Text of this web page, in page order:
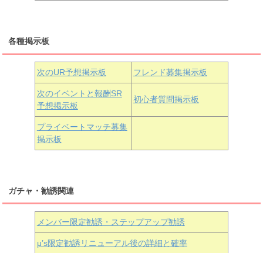
黒澤ダイヤ
朝香果林 近江彼方 エマ・ヴェルデ
各種掲示板
次のUR予想掲示板 フレンド募集掲示板
次のイベントと報酬SR
予想掲示板
初心者質問掲示板
プライベートマッチ募集
掲示板
ガチャ・勧誘関連
メンバー限定勧誘・ステップアップ勧誘
μ’s限定勧誘リニューアル後の詳細と確率